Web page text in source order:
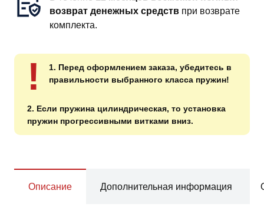
возврат денежных средств при возврате
комплекта.
!
1. Перед оформлением заказа, убедитесь в
правильности выбранного класса пружин!
2. Если пружина цилиндрическая, то установка
пружин прогрессивными витками вниз.
Описание Дополнительная информация